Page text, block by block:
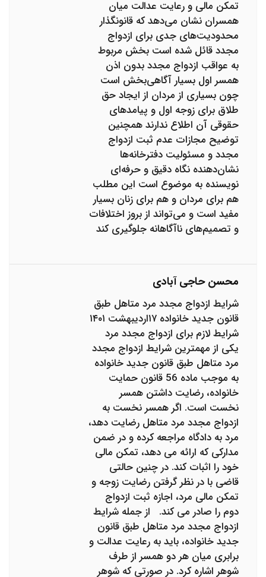
تمکن مالی و رعایت عدالت میان
همسران نشان می‌دهد که قانونگذار
محدودیت‌های جدی برای ازدواج
مجدد قائل شده است بخش مربوط
به عواقب ازدواج مجدد بدون اذن
همسر اول بسیار آگاهی‌بخش است
چون بسیاری از مردان از ایجاد حق
طلاق برای زوجه اول و پیامدهای
حقوقی آن اطلاع ندارند همچنین
توضیح مجازات عدم ثبت ازدواج
مجدد و مسئولیت دفترخانه‌ها
نشان‌دهنده نگاه دقیق و حرفه‌ای
نویسنده به موضوع است این مطلب
هم برای مردان و هم برای زنان بسیار
مفید است و می‌تواند از بروز اختلافات
و تصمیم‌های ناآگاهانه جلوگیری کند
محسن حاجی آبادی
شرایط ازدواج مجدد مرد متاهل طبق
قانون جدید خانواده ۱۷اردیبهشت ۱۴۰۱
شرایط لازم برای ازدواج مجدد مرد
یکی از مهمترین شرایط ازدواج مجدد
مرد متاهل طبق قانون جدید خانواده
به موجب ماده 56 قانون حمایت
خانواده، رضایت داشتن همسر
نخست است. اگر همسر نخست به
ازدواج مجدد مرد متاهل رضایت دهد،
مرد به دادگاه مراجعه کرده و در ضمن
مدارکی که ارائه می دهد، تمکن مالی
خود را اثبات کند. در چنین حالتی
قاضی با در نظر گرفتن رضایت زوجه و
تمکن مالی مرد، اجازه ثبت ازدواج
دوم را صادر می کند. از جمله شرایط
ازدواج مجدد مرد متاهل طبق قانون
جدید خانواده، باید به رعایت عدالت و
برابری میان هر دو همسر از طرف
شوهر اشاره کرد. در صورتی که شوهر